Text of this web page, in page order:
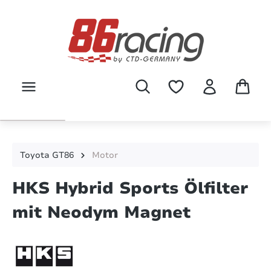
Toyota GT86 Motor
HKS Hybrid Sports Ölfilter
mit Neodym Magnet